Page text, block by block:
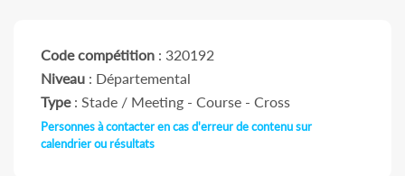
Code compétition : 320192
Niveau : Départemental
Type: Stade / Meeting - Course - Cross
Personnes à contacter en cas d'erreur de contenu sur
calendrier ou résultats